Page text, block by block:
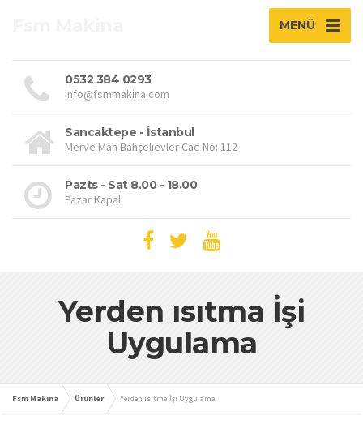
MENÜ
0532 384 0293
info@fsmmakina.com
Sancaktepe - İstanbul
Merve Mah Bahçelievler Cad No: 112
Pazts - Sat 8.00 - 18.00
Pazar Kapalı
Yerden ısıtma İşi
Uygulama
Fsm Makina Ürünler Yerden ısıtma İşi Uygulama